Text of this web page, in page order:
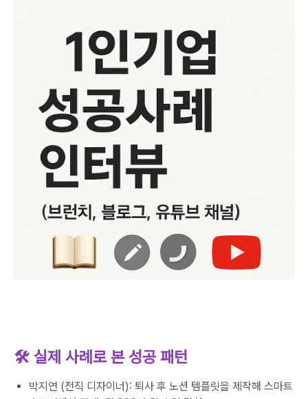
🛠 실제 사례로 본 성공 패턴
박지연 (전직 디자이너): 퇴사 후 노션 템플릿을 제작해 스마트